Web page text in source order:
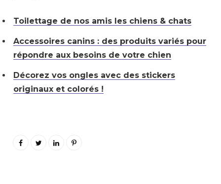
Toilettage de nos amis les chiens & chats
Accessoires canins : des produits variés pour
répondre aux besoins de votre chien
Décorez vos ongles avec des stickers
originaux et colorés !